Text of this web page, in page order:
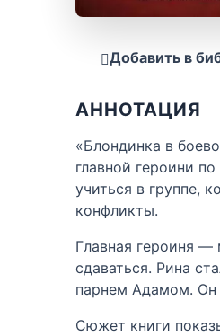
Добавить в
АННОТАЦИЯ
«Блондинка в
главной героини
учиться в группе,
конфликты.
Главная героиня —
сдаваться. Рина
парнем Адамом. Он
Сюжет книги